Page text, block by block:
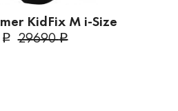
KidFix M i-Size
29690